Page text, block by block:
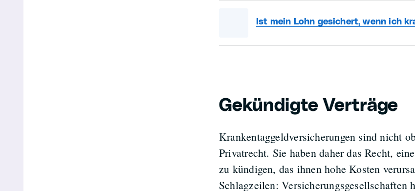
Ist mein Lohn gesichert, wenn ich
Gekündigte Verträge
Krankentaggeldversicherungen sind nicht
Privatrecht. Sie haben daher das Recht,
zu kündigen, das ihnen hohe Kosten
Schlagzeilen: Versicherungsgesellschaften